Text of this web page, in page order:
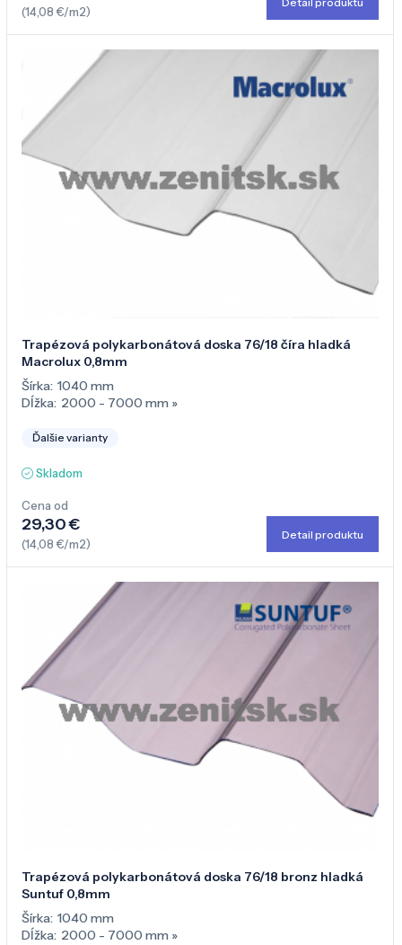
(14,08 €/m2)
Trapézová polykarbonátová doska 76/18 číra hladká
Macrolux 0,8mm
Šírka: 1040 mm
Dĺžka: 2000 - 7000 mm »
Ďalšie varianty
Skladom
Cena od
29,30 €
(14,08 €/m2)
Detail produktu
Trapézová polykarbonátová doska 76/18 bronz hladká
Suntuf 0,8mm
Šírka: 1040 mm
Dĺžka: 2000 - 7000 mm »